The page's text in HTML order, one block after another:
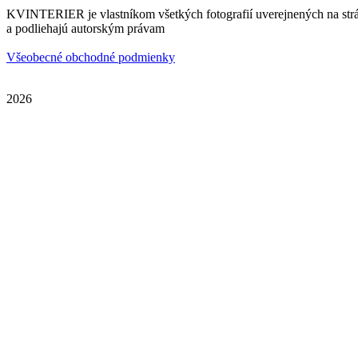
KVINTERIER je vlastníkom všetkých fotografií uverejnených na
a podliehajú autorským právam
Všeobecné obchodné podmienky
2026